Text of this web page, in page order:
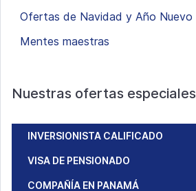
Ofertas de Navidad y Año Nuevo
Mentes maestras
Nuestras ofertas especiales
INVERSIONISTA CALIFICADO
VISA DE PENSIONADO
COMPAÑÍA EN PANAMÁ